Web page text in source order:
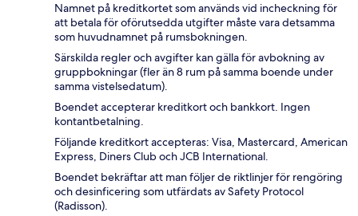
Namnet på kreditkortet som används vid incheckning för
att betala för oförutsedda utgifter måste vara detsamma
som huvudnamnet på rumsbokningen.
Särskilda regler och avgifter kan gälla för avbokning av
gruppbokningar (fler än 8 rum på samma boende under
samma vistelsedatum).
Boendet accepterar kreditkort och bankkort. Ingen
kontantbetalning.
Följande kreditkort accepteras: Visa, Mastercard, American
Express, Diners Club och JCB International.
Boendet bekräftar att man följer de riktlinjer för rengöring
och desinficering som utfärdats av Safety Protocol
(Radisson).